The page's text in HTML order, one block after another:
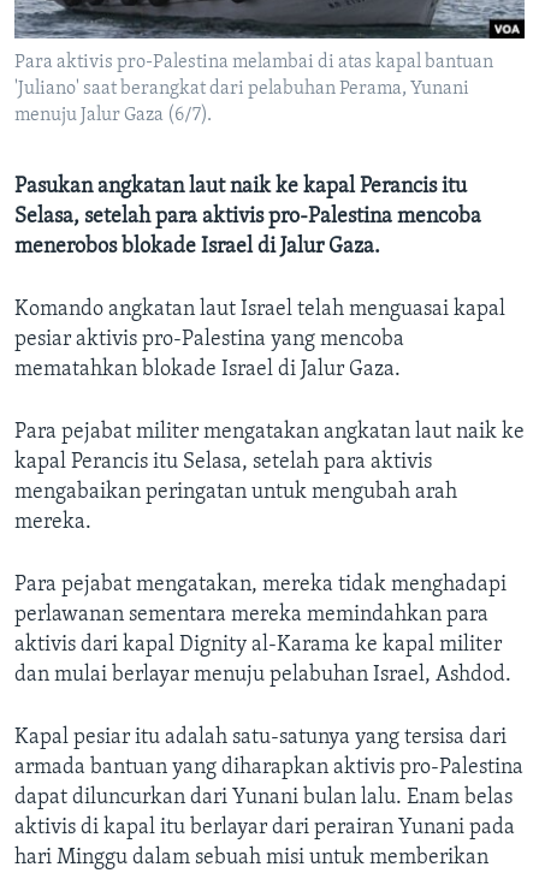
Para aktivis pro-Palestina melambai di atas kapal bantuan
'Juliano' saat berangkat dari pelabuhan Perama, Yunani
menuju Jalur Gaza (6/7).
Pasukan angkatan laut naik ke kapal Perancis itu
Selasa, setelah para aktivis pro-Palestina mencoba
menerobos blokade Israel di Jalur Gaza.
Komando angkatan laut Israel telah menguasai kapal
pesiar aktivis pro-Palestina yang mencoba
mematahkan blokade Israel di Jalur Gaza.
Para pejabat militer mengatakan angkatan laut naik ke
kapal Perancis itu Selasa, setelah para aktivis
mengabaikan peringatan untuk mengubah arah
mereka.
Para pejabat mengatakan, mereka tidak menghadapi
perlawanan sementara mereka memindahkan para
aktivis dari kapal Dignity al-Karama ke kapal militer
dan mulai berlayar menuju pelabuhan Israel, Ashdod.
Kapal pesiar itu adalah satu-satunya yang tersisa dari
armada bantuan yang diharapkan aktivis pro-Palestina
dapat diluncurkan dari Yunani bulan lalu. Enam belas
aktivis di kapal itu berlayar dari perairan Yunani pada
hari Minggu dalam sebuah misi untuk memberikan